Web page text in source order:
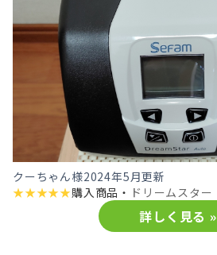
クーちゃん様2024年5月更新
★★★★★購入商品・ ドリームスター
詳しく見る »